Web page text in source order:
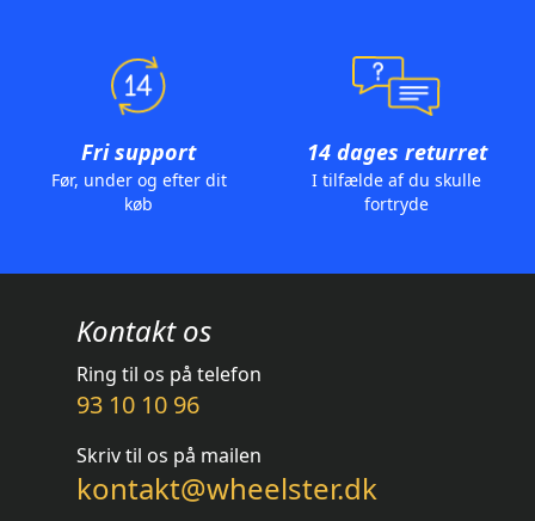
Fri support
Før, under og efter dit
køb
14 dages returret
I tilfælde af du skulle
fortryde
Kontakt os
Ring til os på telefon
93 10 10 96
Skriv til os på mailen
kontakt@wheelster.dk